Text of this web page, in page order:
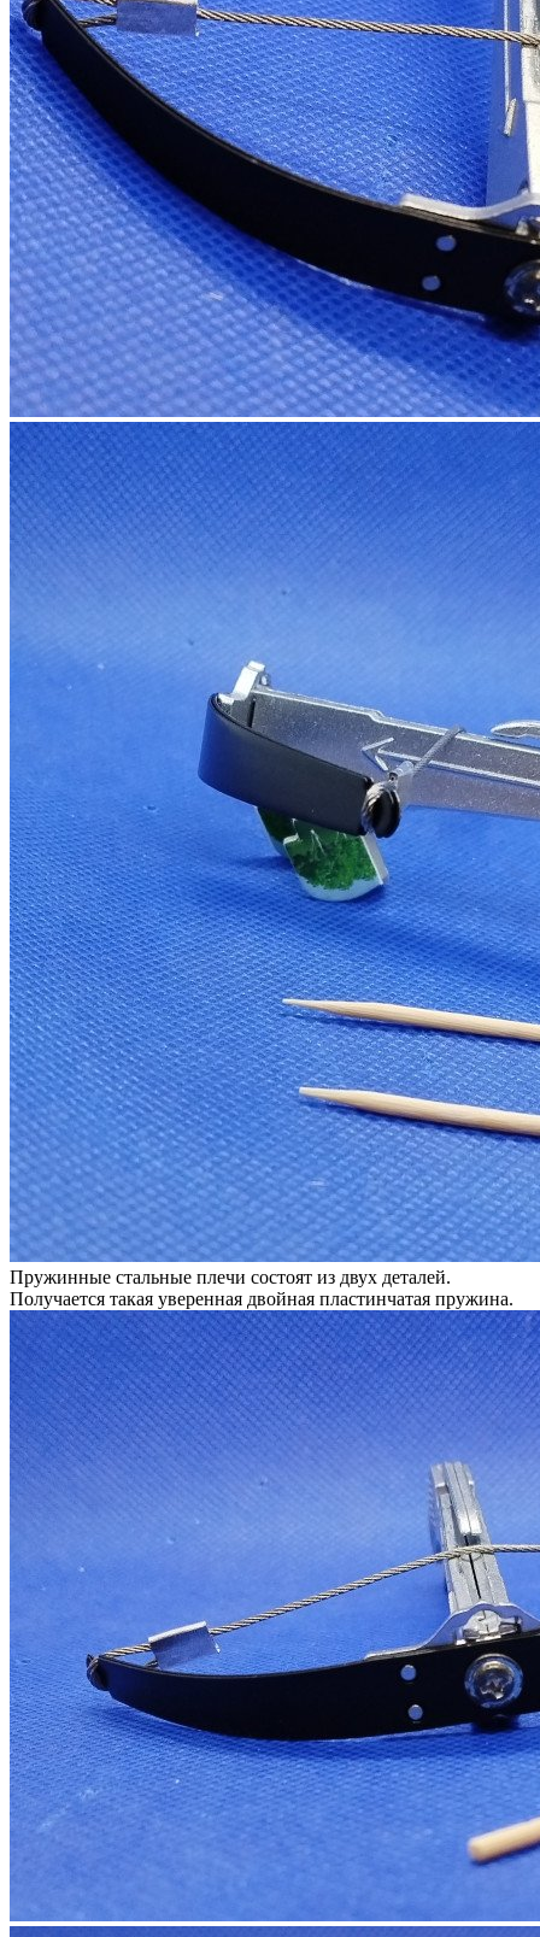
Пружинные стальные плечи состоят из двух деталей.
Получается такая уверенная двойная пластинчатая пружина.